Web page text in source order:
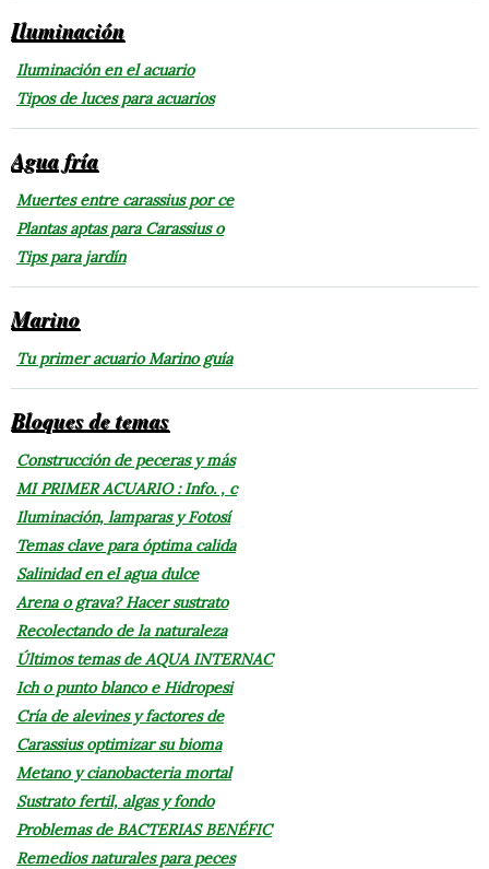
Iluminación
Iluminación en el acuario
Tipos de luces para acuarios
Agua fría
Muertes entre carassius por ce
Plantas aptas para Carassius o
Tips para jardín
Marino
Tu primer acuario Marino guía
Bloques de temas
Construcción de peceras y más
MI PRIMER ACUARIO : Info. , c
Iluminación, lamparas y Fotosí
Temas clave para óptima calida
Salinidad en el agua dulce
Arena o grava? Hacer sustrato
Recolectando de la naturaleza
Últimos temas de AQUA INTERNAC
Ich o punto blanco e Hidropesi
Cría de alevines y factores de
Carassius optimizar su bioma
Metano y cianobacteria mortal
Sustrato fertil, algas y fondo
Problemas de BACTERIAS BENÉFIC
Remedios naturales para peces